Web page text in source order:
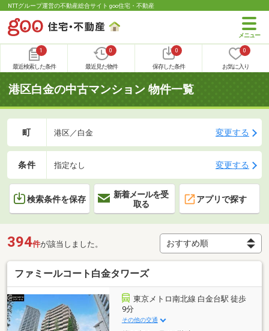
NTTグループ運営の不動産総合サイト goo住宅・不動産
1
最近検索した条件
0
最近見た物件
0
保存した条件
0
お気に入り
港区白金の中古マンション 物件一覧
町 港区／白金 変更する
条件 指定なし 変更する
検索条件を保存
新着メールを受
取る
アプリで探す
394件が該当しました。
ファミールコート白金タワーズ
東京メトロ南北線 白金台駅 徒歩
9分
その他の交通